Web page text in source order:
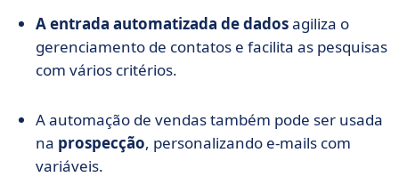
A entrada automatizada de dadosagiliza o
gerenciamento de contatos e facilita as pesquisas
com vários critérios.
A automação de vendas também pode ser usada
na prospecção, personalizando e-mails com
variáveis.